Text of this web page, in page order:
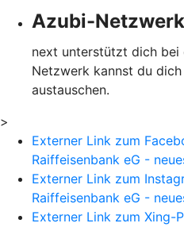
Azubi-
next unterstützt dich bei
Netzwerk kannst du
austauschen.
>
Externer Link zum
Raiffeisenbank eG -
Externer Link zum
Raiffeisenbank eG -
Externer Link zum Xing-